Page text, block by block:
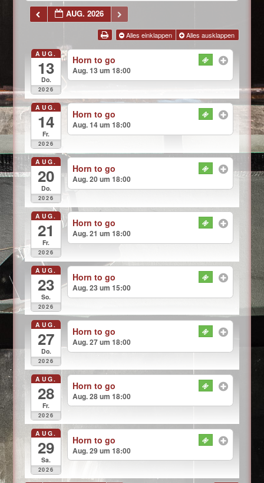
AUG. 2026
Alles einklappen Alles ausklappen
AUG.
13
Do.
2026
Horn to go
Aug. 13 um 18:00
AUG.
14
Fr.
2026
Horn to go
Aug. 14 um 18:00
AUG.
20
Do.
2026
Horn to go
Aug. 20 um 18:00
AUG.
21
Fr.
2026
Horn to go
Aug. 21 um 18:00
AUG.
23
So.
2026
Horn to go
Aug. 23 um 15:00
AUG.
27
Do.
2026
Horn to go
Aug. 27 um 18:00
AUG.
28
Fr.
2026
Horn to go
Aug. 28 um 18:00
AUG.
29
Sa.
2026
Horn to go
Aug. 29 um 18:00